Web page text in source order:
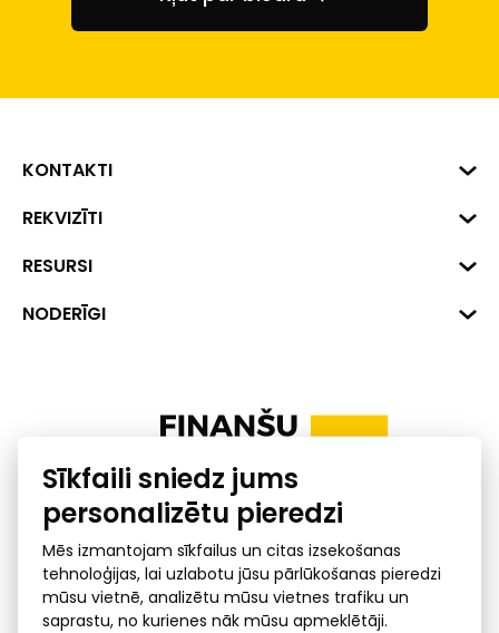
KONTAKTI
Biznesa centrs "VERDE" Roberta
1045
+371 287 18175
REKVIZĪTI
Reģ. Nr. 40008002175
Banka: SEB Banka
RESURSI
Dati
Uzņēmumu kredītspējas kalkulators
NODERĪGI
Ombuds
Sīkfaili sniedz jums
personalizētu pieredzi
Mēs izmantojam sīkfailus un citas izsekošanas
tehnoloģijas, lai uzlabotu jūsu pārlūkošanas pieredzi
mūsu vietnē, analizētu mūsu vietnes trafiku un
saprastu, no kurienes nāk mūsu apmeklētāji.